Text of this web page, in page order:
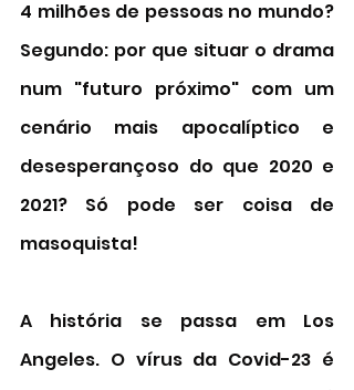
4 milhões de pessoas no mundo?
Segundo: por que situar o drama
num "futuro próximo" com um
cenário mais apocalíptico e
desesperançoso do que 2020 e
2021? Só pode ser coisa de
masoquista!
A história se passa em Los
Angeles. O vírus da Covid-23 é